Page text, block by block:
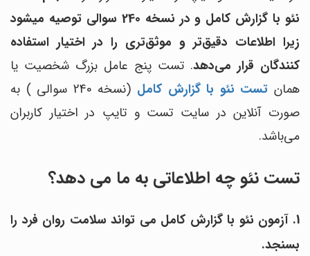
نئو با گزارش کامل و در نسخه 240 سوالی توصیه میشود
زیرا اطلاعات دقیق‌تر و موثق‌تری را در اختیار استفاده
کنندگان قرار می‌دهد. تست پنج عامل بزرگ شخصیت یا
همان تست نئو با گزارش کامل
(نسخه 240 سوالی ) به
صورت آنلاین در سایت تست و تایپ در اختیار کاربران
می‌باشد.
تست نئو چه اطلاعاتی به ما می دهد؟
1. آزمون نئو با گزارش کامل می تواند سلامت روان فرد را
بسنجد.